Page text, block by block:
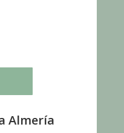
Almería